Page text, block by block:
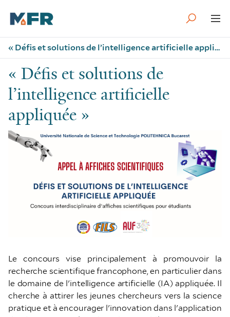
« Défis et solutions de l’intelligence artificielle appliquée »
« Défis et solutions de
l’intelligence artificielle
appliquée »
Le concours vise principalement à promouvoir la
recherche scientifique francophone, en particulier dans
le domaine de l'intelligence artificielle (IA) appliquée. Il
cherche à attirer les jeunes chercheurs vers la science
pratique et à encourager l'innovation dans l'application